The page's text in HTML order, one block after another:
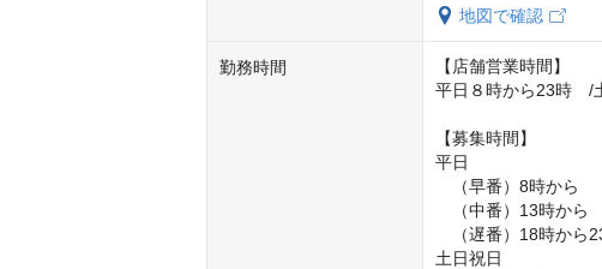
地図で確認
勤務時間
【店舗営業時間】
平日８時から23時　
【募集時間】
平日
（早番）8時から
（中番）13時から
（遅番）18時から
土日祝日